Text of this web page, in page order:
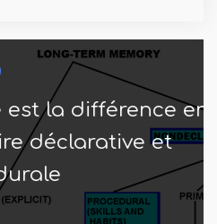
entre la
et